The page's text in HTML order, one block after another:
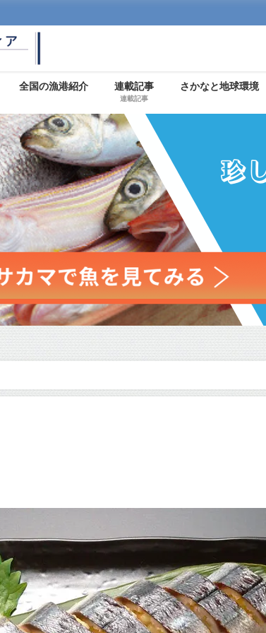
全国の漁港紹介 連載記事
連載記事
さかなと地球環境